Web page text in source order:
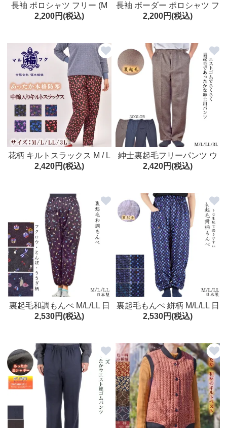
長袖 ポロシャツ フリー (M
～L)/LL 中国製 カットソー
2,200円(税込)
長袖 ボーダー ポロシャツ フ
リー (M～L) 刺繍 中国製 カ
2,200円(税込)
花柄 キルトスラックス M / L
/ LL / 3L ボトムス キルティ
ション 防寒パンツ 日本製 高
齢者 50代 60代 70代 80代 9
0代 おばあちゃん
2,420円(税込)
紳士裏起毛フリーパンツ ウ
エストゴム M/L/LL/3L 秋冬
2,420円(税込)
裏起毛和調もんぺ M/L/LL 日
本製 かわいい柄 秋冬 レディ
2,530円(税込)
裏起毛もんぺ 絣柄 M/L/LL 日
本製 冬もんぺ ニット レディ
2,530円(税込)